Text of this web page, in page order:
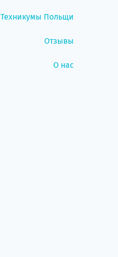
Техникумы Польщи
Отзывы
О нас